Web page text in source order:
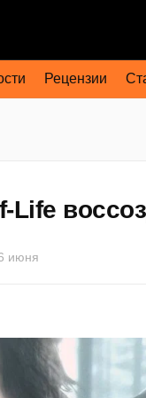
Рецензии
Life
июня